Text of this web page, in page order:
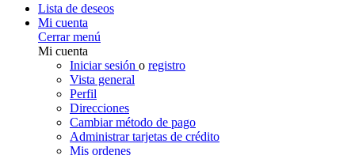
Lista de deseos
Mi cuenta
Cerrar menú
Mi cuenta
Iniciar sesión o registro
Vista general
Perfil
Direcciones
Cambiar método de pago
Administrar tarjetas de crédito
Mis ordenes